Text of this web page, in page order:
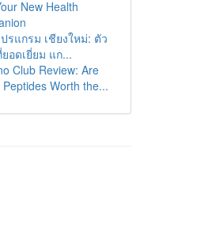
New Health
รแกรม เชียงใหม่: ตัว
อดเยี่ยม แก...
Club Review: Are
Worth the...